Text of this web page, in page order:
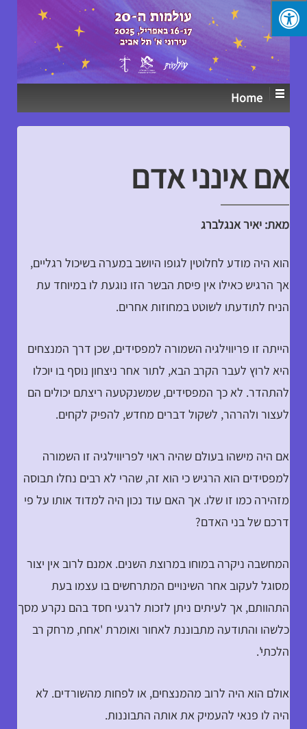
↓
SKIP
TO
CONTENT
Home
אם אינני אדם
מאת: יאיר אנגלברג
הוא היה מודע לחלוטין לגופו היושב במערה בשיכול רגליים,
אך הרגיש כאילו אין פיסת הבשר הזו נוגעת לו במיוחד עת
הניח לתודעתו לשוטט במחוזות אחרים.
הייתה זו פריווילגיה השמורה למפסידים, שכן דרך המנצחים
היא לרוץ לעבר הקרב הבא, לתור אחר ניצחון נוסף בו יוכלו
להתהדר. לא כך המפסידים, שמשנקטעה ריצתם יכולים הם
לעצור ולהרהר, לשקול דברים מחדש, להפיק לקחים.
אם היה מישהו בעולם שהיה ראוי לפריווילגיה זו השמורה
למפסידים הוא הרגיש כי הוא זה, שהרי לא רבים נחלו תבוסה
מזהירה כמו זו שלו. אך האם עוד נכון היה למדוד אותו על פי
דרכם של בני האדם?
המחשבה ניקרה במוחו במרוצת השנים. אמנם לרוב אין יצור
מסוגל לעקוב אחר השינויים המתרחשים בו עצמו בעת
התהוותם, אך לעיתים ניתן לזכות לרגעי חסד בהם נקרע מסך
כלשהו והתודעה מתבוננת לאחור ואומרת 'אחח, מרחק רב
הלכתי'.
אולם הוא היה לרוב מהמנצחים, או לפחות מהשורדים. לא
היה לו פנאי להעמיק את אותה התבוננות.